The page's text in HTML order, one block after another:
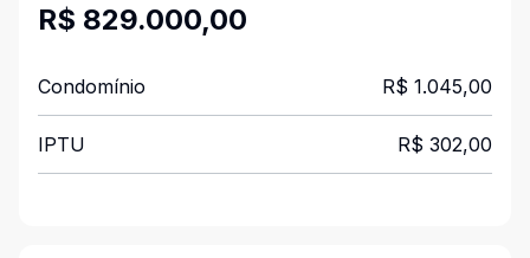
R$ 829.000,00
Condomínio R$ 1.045,00
IPTU R$ 302,00